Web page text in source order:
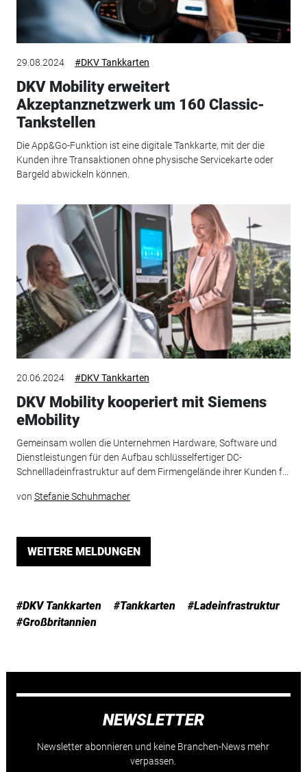
29.08.2024 #DKV Tankkarten
DKV Mobility erweitert
Akzeptanznetzwerk um 160 Classic-
Tankstellen
Die App&Go-Funktion ist eine digitale Tankkarte, mit der die
Kunden ihre Transaktionen ohne physische Servicekarte oder
Bargeld abwickeln können.
20.06.2024 #DKV Tankkarten
DKV Mobility kooperiert mit Siemens
eMobility
Gemeinsam wollen die Unternehmen Hardware, Software und
Dienstleistungen für den Aufbau schlüsselfertiger DC-
Schnellladeinfrastruktur auf dem Firmengelände ihrer Kunden f...
von Stefanie Schuhmacher
WEITERE MELDUNGEN
#DKV Tankkarten #Tankkarten
#Ladeinfrastruktur
#Großbritannien
NEWSLETTER
Newsletter abonnieren und keine Branchen-News mehr
verpassen.